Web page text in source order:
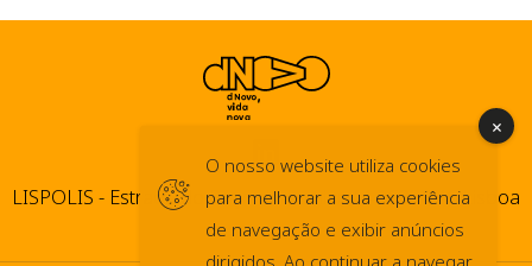
LISPOLIS - Estrada do Paço do Lumiar, 44 1600-546 Lisboa
O nosso website utiliza cookies
para melhorar a sua experiência
de navegação e exibir anúncios
dirigidos. Ao continuar a navegar